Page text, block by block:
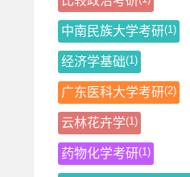
中南民族大学考研(1)
经济学基础(1)
广东医科大学考研(2)
云林花卉学(1)
药物化学考研(1)